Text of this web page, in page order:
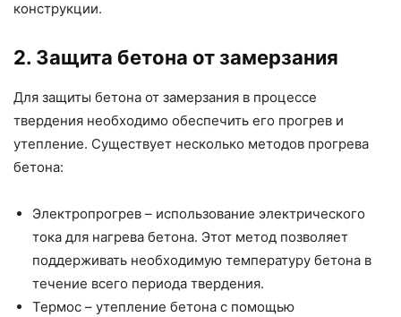
конструкции.
2. Защита бетона от замерзания
Для защиты бетона от замерзания в процессе
твердения необходимо обеспечить его прогрев и
утепление. Существует несколько методов прогрева
бетона:
Электропрогрев – использование электрического
тока для нагрева бетона. Этот метод позволяет
поддерживать необходимую температуру бетона в
течение всего периода твердения.
Термос – утепление бетона с помощью